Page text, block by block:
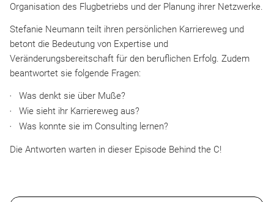
Organisation des Flugbetriebs und der Planung ihrer Netzwerke.
Stefanie Neumann teilt ihren persönlichen Karriereweg und
betont die Bedeutung von Expertise und
Veränderungsbereitschaft für den beruflichen Erfolg. Zudem
beantwortet sie folgende Fragen:
Was denkt sie über Muße?
Wie sieht ihr Karriereweg aus?
Was konnte sie im Consulting lernen?
Die Antworten warten in dieser Episode Behind the C!